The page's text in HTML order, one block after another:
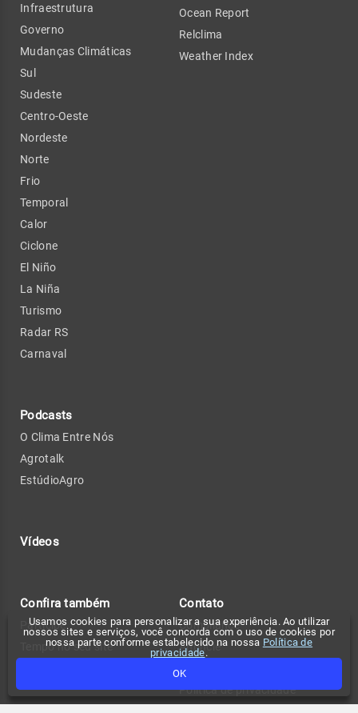
Usamos cookies para personalizar a sua experiência. Ao utilizar
nossos sites e serviços, você concorda com o uso de cookies por
nossa parte conforme estabelecido na nossa Política de
privacidade.
OK
Infraestrutura
Governo
Mudanças Climáticas
Sul
Sudeste
Centro-Oeste
Nordeste
Norte
Frio
Temporal
Calor
Ciclone
El Niño
La Niña
Turismo
Radar RS
Carnaval
Podcasts
O Clima Entre Nós
Agrotalk
EstúdioAgro
Vídeos
Ocean Report
Relclima
Weather Index
Confira também
Participe
Tempo no seu site
Contato
Compliance
Anuncie
Fale conosco
Política de privacidade